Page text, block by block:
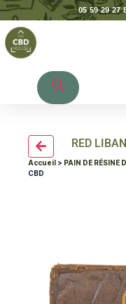
05 59 29 27
RED
Accueil > PAIN DE RÉSINE
CBD